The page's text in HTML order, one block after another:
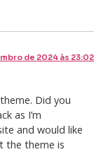
de 2024 às 23:02
Did you
as I’m
and would like
the theme is